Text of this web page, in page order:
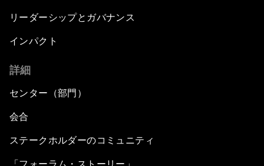
リーダーシップとガバナンス
インパクト
詳細
センター（部門）
会合
ステークホルダーのコミュニティ